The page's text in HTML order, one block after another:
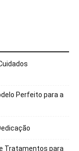
Perfeito para a
Tratamentos para